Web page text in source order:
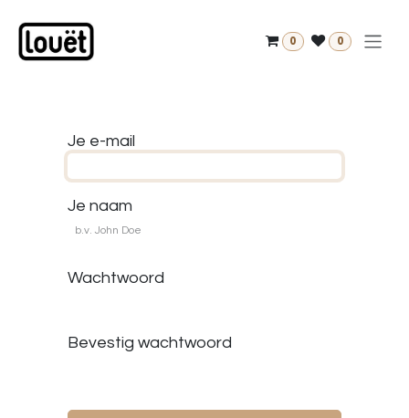
0 0
Je e-mail
Je naam
Wachtwoord
Bevestig wachtwoord